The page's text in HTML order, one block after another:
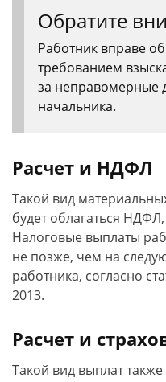
Обратите
Работник вправе
требованием
за неправомерные
начальника.
Расчет и НДФЛ
Такой вид
будет облагаться
Налоговые выплаты
не позже, чем на
работника, согласно
2013.
Расчет и
Такой вид выплат